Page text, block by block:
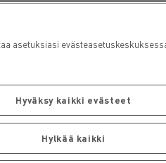
asetuksiasi
Hyväksy kaikki evästeet
Hylkää kaikki